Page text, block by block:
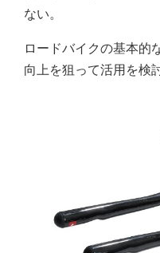
ない。
ロードバイクの基本的
向上を狙って活用を検